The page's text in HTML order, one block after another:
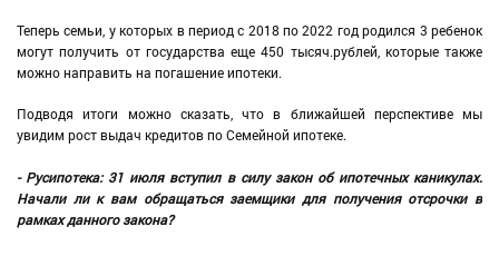
Теперь семьи, у которых в период с 2018 по 2022 год родился 3 ребенок
могут получить от государства еще 450 тысяч.рублей, которые также
можно направить на погашение ипотеки.
Подводя итоги можно сказать, что в ближайшей перспективе мы
увидим рост выдач кредитов по Семейной ипотеке.
- Русипотека: 31 июля вступил в силу закон об ипотечных каникулах.
Начали ли к вам обращаться заемщики для получения отсрочки в
рамках данного закона?